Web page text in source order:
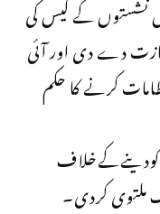
کے کیس کی
دے دی اور آئی
کرنے کا حکم